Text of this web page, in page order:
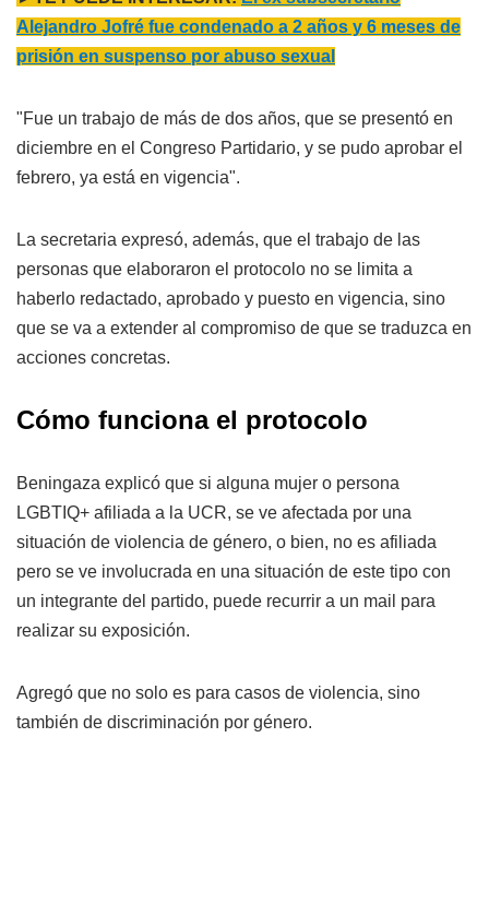
Alejandro Jofré fue condenado a 2 años y 6 meses de
prisión en suspenso por abuso sexual
"Fue un trabajo de más de dos años, que se presentó en
diciembre en el Congreso Partidario, y se pudo aprobar el
febrero, ya está en vigencia".
La secretaria expresó, además, que el trabajo de las
personas que elaboraron el protocolo no se limita a
haberlo redactado, aprobado y puesto en vigencia, sino
que se va a extender al compromiso de que se traduzca en
acciones concretas.
Cómo funciona el protocolo
Beningaza explicó que si alguna mujer o persona
LGBTIQ+ afiliada a la UCR, se ve afectada por una
situación de violencia de género, o bien, no es afiliada
pero se ve involucrada en una situación de este tipo con
un integrante del partido, puede recurrir a un mail para
realizar su exposición.
Agregó que no solo es para casos de violencia, sino
también de discriminación por género.